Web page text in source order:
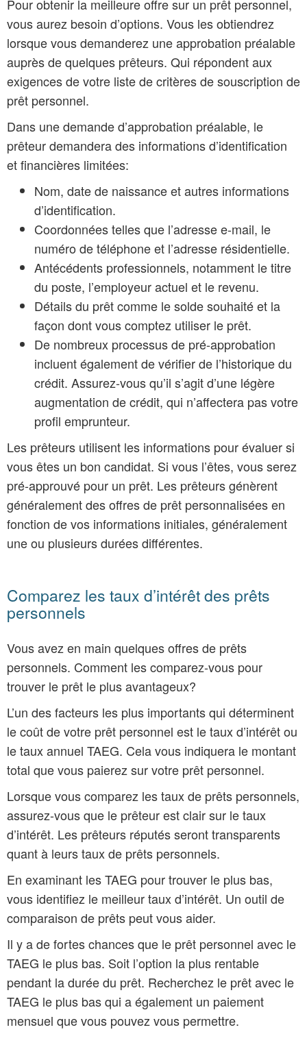
Pour obtenir la meilleure offre sur un prêt personnel,
vous aurez besoin d’options. Vous les obtiendrez
lorsque vous demanderez une approbation préalable
auprès de quelques prêteurs. Qui répondent aux
exigences de votre liste de critères de souscription de
prêt personnel.
Dans une demande d’approbation préalable, le
prêteur demandera des informations d’identification
et financières limitées:
Nom, date de naissance et autres informations
d’identification.
Coordonnées telles que l’adresse e-mail, le
numéro de téléphone et l’adresse résidentielle.
Antécédents professionnels, notamment le titre
du poste, l’employeur actuel et le revenu.
Détails du prêt comme le solde souhaité et la
façon dont vous comptez utiliser le prêt.
De nombreux processus de pré-approbation
incluent également de vérifier de l’historique du
crédit. Assurez-vous qu’il s’agit d’une légère
augmentation de crédit, qui n’affectera pas votre
profil emprunteur.
Les prêteurs utilisent les informations pour évaluer si
vous êtes un bon candidat. Si vous l’êtes, vous serez
pré-approuvé pour un prêt. Les prêteurs génèrent
généralement des offres de prêt personnalisées en
fonction de vos informations initiales, généralement
une ou plusieurs durées différentes.
Comparez les taux d’intérêt des prêts
personnels
Vous avez en main quelques offres de prêts
personnels. Comment les comparez-vous pour
trouver le prêt le plus avantageux?
L’un des facteurs les plus importants qui déterminent
le coût de votre prêt personnel est le taux d’intérêt ou
le taux annuel TAEG. Cela vous indiquera le montant
total que vous paierez sur votre prêt personnel.
Lorsque vous comparez les taux de prêts personnels,
assurez-vous que le prêteur est clair sur le taux
d’intérêt. Les prêteurs réputés seront transparents
quant à leurs taux de prêts personnels.
En examinant les TAEG pour trouver le plus bas,
vous identifiez le meilleur taux d’intérêt. Un outil de
comparaison de prêts peut vous aider.
Il y a de fortes chances que le prêt personnel avec le
TAEG le plus bas. Soit l’option la plus rentable
pendant la durée du prêt. Recherchez le prêt avec le
TAEG le plus bas qui a également un paiement
mensuel que vous pouvez vous permettre.